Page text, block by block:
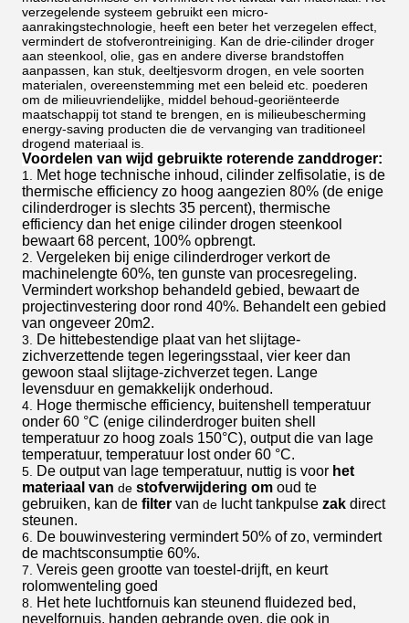
verzegelende systeem gebruikt een micro-
aanrakingstechnologie, heeft een beter het verzegelen effect,
vermindert de stofverontreiniging. Kan de drie-cilinder droger
aan steenkool, olie, gas en andere diverse brandstoffen
aanpassen, kan stuk, deeltjesvorm drogen, en vele soorten
materialen, overeenstemming met een beleid etc. poederen
om de milieuvriendelijke, middel behoud-georiënteerde
maatschappij tot stand te brengen, en is milieubescherming
energy-saving producten die de vervanging van traditioneel
drogend materiaal is.
Voordelen van wijd gebruikte roterende zanddroger:
1.
Met hoge technische inhoud, cilinder zelfisolatie, is de
thermische efficiency zo hoog aangezien 80% (de enige
cilinderdroger is slechts 35 percent), thermische
efficiency dan het enige cilinder drogen steenkool
bewaart 68 percent, 100% opbrengt.
2. Vergeleken bij enige cilinderdroger verkort de
machinelengte 60%, ten gunste van procesregeling.
Vermindert workshop behandeld gebied, bewaart de
projectinvestering door rond 40%. Behandelt een gebied
van ongeveer 20m2.
3.
De hittebestendige plaat van het slijtage-
zichverzettende tegen legeringsstaal, vier keer dan
gewoon staal slijtage-zichverzet tegen. Lange
levensduur en gemakkelijk onderhoud.
4.
Hoge thermische efficiency, buitenshell temperatuur
onder 60 °C (enige cilinderdroger buiten shell
temperatuur zo hoog zoals 150°C), output die van lage
temperatuur, temperatuur lost onder 60 °C.
5. De output van lage temperatuur, nuttig is voor het
materiaal van de stofverwijdering om oud te
gebruiken, kan de filter van de lucht tankpulse zak direct
steunen.
6.
De bouwinvestering vermindert 50% of zo, vermindert
de machtsconsumptie 60%.
7. Vereis geen grootte van toestel-drijft, en keurt
rolomwenteling goed
8.
Het hete luchtfornuis kan steunend fluidezed bed,
nevelfornuis, handen gebrande oven, die ook in